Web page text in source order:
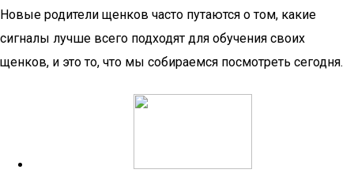
Новые родители щенков часто путаются о том, какие
сигналы лучше всего подходят для обучения своих
щенков, и это то, что мы собираемся посмотреть сегодня.